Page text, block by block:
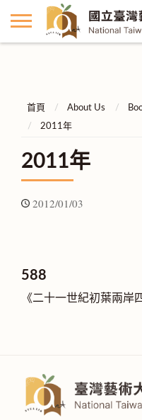
首頁 About Us
2011年
2011年
2012/01/03
588
《二十一世紀初葉兩岸